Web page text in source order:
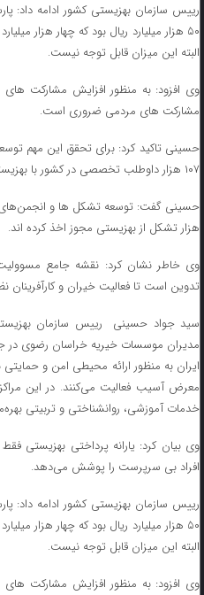
رییس سازمان بهزیستی کشور ادامه داد:
۵۰ هزار میلیارد ریال بود که چهار هزار
البته این میزان قابل توجه نیست.
وی افزود: به منظور افزایش مشارکت
مشارکت های مردمی ضروری است.
حسینی تاکید کرد: برای تحقق این مهم
۱۰۷ هزار داوطلب تخصصی در کشور با بهزیستی همکاری دارند.
هزار تشکل از بهزیستی مجوز اخذ کرده اند.
وی خاطر نشان کرد: نقشه جامع
تدوین است تا فعالیت خیران و کارآفرینان
سید جواد حسینی رییس سازمان
مدیران موسسات خیریه خراسان رضوی در
ایران به‌ منظور ارائه محیطی امن و
معرض آسیب فعالیت می‌کنند. در این مراکز
خدمات آموزشی، روانشناختی و تربیتی
افراد بی سرپرست را پوشش می‌دهد.
رییس سازمان بهزیستی کشور ادامه داد:
۵۰ هزار میلیارد ریال بود که چهار هزار
البته این میزان قابل توجه نیست.
وی افزود: به منظور افزایش مشارکت